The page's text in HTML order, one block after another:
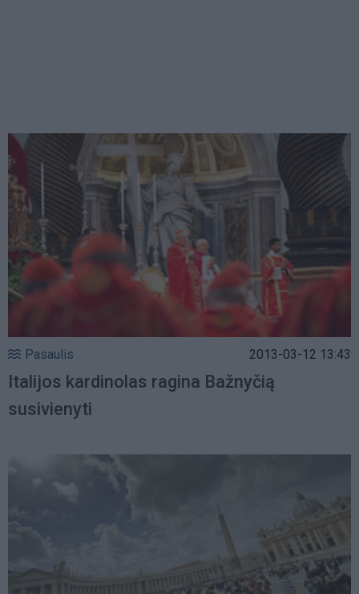
Pasaulis 2013-03-12 13:43
Italijos kardinolas ragina Bažnyčią
susivienyti